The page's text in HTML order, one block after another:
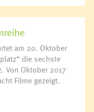
am 20. Oktober
die sechste
Von Oktober 2017
Filme gezeigt.